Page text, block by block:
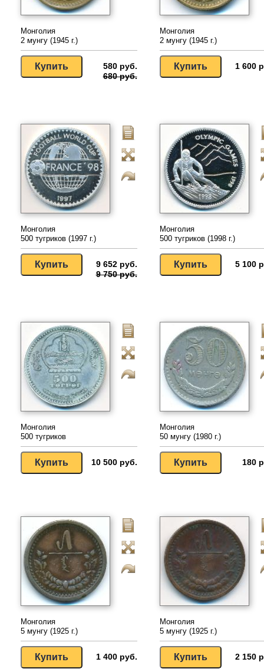
Монголия
2 мунгу (1945 г.)
580 руб.
680 руб.
Монголия
2 мунгу (1945 г.)
1 600
Монголия
500 тугриков (1997 г.)
9 652 руб.
9 750 руб.
Монголия
500 тугриков (1998 г.)
5 100
Монголия
500 тугриков
10 500 руб.
Монголия
50 мунгу (1980 г.)
180
Монголия
5 мунгу (1925 г.)
1 400 руб.
Монголия
5 мунгу (1925 г.)
2 150